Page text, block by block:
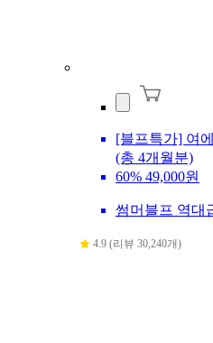
[블프특가] 여
(총 4개월분)
60% 49,000원
썸머블프 역대
4.9 (리뷰 30,240개)